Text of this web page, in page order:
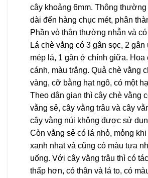
cây khoảng 6mm. Thông
dài đến hàng chục mét, phân
Phần vỏ thân thường nhẵn và
Lá chè vằng có 3 gân sọc, 2 gân
mép lá, 1 gân ở chính giữa. Hoa
cánh, màu trắng. Quả chè vằng
vàng, cỡ bằng hạt ngô, có một
Theo dân gian thì cây chè vằng
vằng sẻ, cây vằng trâu và cây
cây vằng núi không được sử
Còn vằng sẻ có lá nhỏ, mỏng
xanh nhạt và cũng có màu tựa
uống. Với cây vằng trâu thì có
thấp hơn, có thân và lá to, có